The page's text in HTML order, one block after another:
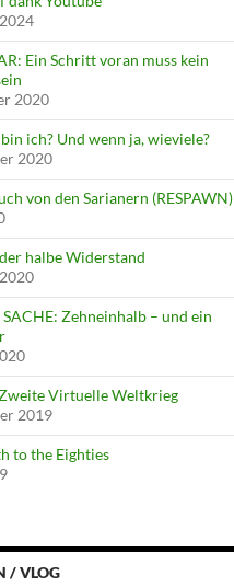
Ein Schritt voran muss kein
2020
ich? Und wenn ja, wieviele?
2020
von den Sarianern (RESPAWN)
halbe Widerstand
SACHE: Zehneinhalb – und ein
Virtuelle Weltkrieg
2019
to the Eighties
/ VLOG